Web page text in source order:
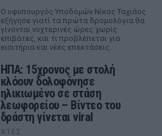
Ο υφυπουργός Υποδομών Νίκος Ταχιάος
εξήγησε γιατί τα πρώτα δρομολόγια θα
γίνονται νυχτερινές ώρες χωρίς
επιβάτες, και τι προβλέπεται για
εισιτήρια και νέες επεκτάσεις.
ΗΠΑ: 15χρονος με στολή
κλόουν δολοφόνησε
ηλικιωμένο σε στάση
λεωφορείου – Βίντεο του
δράστη γίνεται viral
ΧΤΕΣ